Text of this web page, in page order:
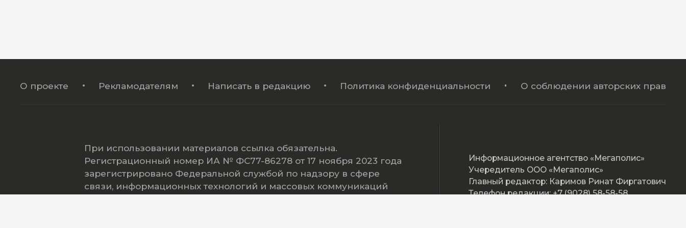
О проекте Рекламодателям Написать в редакцию Политика конфиденциальности О соблюдении авторских прав
Информационное агентство «Мегаполис»
Учередитель ООО «Мегаполис»
Главный редактор: Каримов Ринат Фиргатович
Телефон редакции: +7 (9028) 58-58-58
При использовании материалов ссылка обязательна.
Регистрационный номер ИА № ФС77-86278 от 17 ноября 2023 года
зарегистрировано Федеральной службой по надзору в сфере
связи, информационных технологий и массовых коммуникаций